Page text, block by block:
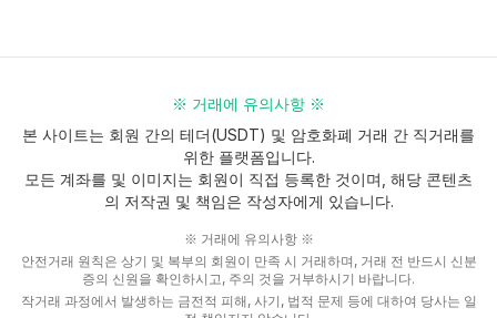
※ 거래에 유의사항 ※
본 사이트는 회원 간의 테더(USDT) 및 암호화폐 거래 간 직거래를
위한 플랫폼입니다.
모든 계좌를 및 이미지는 회원이 직접 등록한 것이며, 해당 콘텐츠
의 저작권 및 책임은 작성자에게 있습니다.
※ 거래에 유의사항 ※
안전거래 원칙은 상기 및 복부의 회원이 만족 시 거래하며, 거래 전 반드시 신분
증의 신원을 확인하시고, 주의 것을 거부하시기 바랍니다.
작거래 과정에서 발생하는 금전적 피해, 사기, 법적 문제 등에 대하여 당사는 일